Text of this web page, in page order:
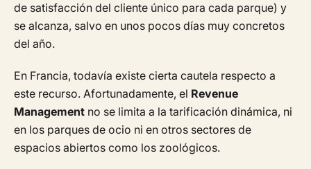
de satisfacción del cliente único para cada parque) y
se alcanza, salvo en unos pocos días muy concretos
del año.
En Francia, todavía existe cierta cautela respecto a
este recurso. Afortunadamente, el Revenue
Management no se limita a la tarificación dinámica, ni
en los parques de ocio ni en otros sectores de
espacios abiertos como los zoológicos.